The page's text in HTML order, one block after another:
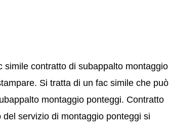
contratto di subappalto montaggio
Si tratta di un fac simile che può
montaggio ponteggi. Contratto
servizio di montaggio ponteggi si